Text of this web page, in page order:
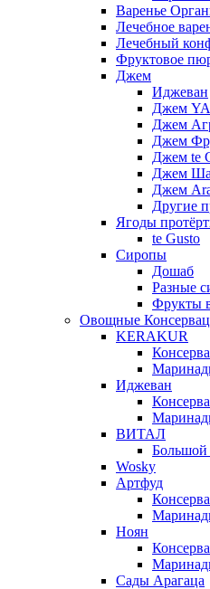
Варенье
Лечебное
Лечебный
Фруктовое
Джем
Иджеван
Джем
Джем
Джем
Джем te
Джем
Джем
Другие
Ягоды
te Gusto
Сиропы
Дошаб
Разные
Фрукты
Овощные
KERAKUR
Иджеван
ВИТАЛ
Большой
Wosky
Артфуд
Ноян
Сады Арагаца